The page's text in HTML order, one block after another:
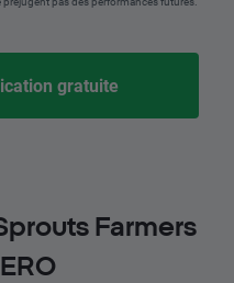
gratuite
Farmers